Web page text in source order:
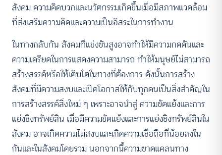
สังคม ความคิดบวกและนวัตกรรมเกิดขึ้นเมื่อมีสภาพแวดล้อม
ที่ส่งเสริมความคิดและความเป็นอิสระในการทำงาน
ในทางกลับกัน สังคมที่แข่งขันสูงอาจทำให้มีความกดดันและ
ความเครียดในการแสดงความสามารถ ทำให้มนุษย์ไม่สามารถ
สร้างสรรค์หรือให้เติบโตในทางที่ต้องการ ดังนั้นการสร้าง
สังคมที่มีความสงบและเปิดโอกาสให้กับทุกคนเป็นสิ่งสำคัญใน
การสร้างสรรค์สิ่งใหม่ ๆ เพราะอาจนำสู่ ความขัดแย้งและการ
แย่งชิงทรัพย์สิน เมื่อมีความขัดแย้งและการแย่งชิงทรัพย์สินใน
สังคม อาจเกิดความไม่สงบและเกิดความเชื่อถือที่น้อยลงใน
กันและในสังคมโดยรวม นอกจากนี้ความขาดแคลนทาง